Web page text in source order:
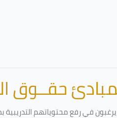
حقــوق
يرغبون في رفع محتوياتهم